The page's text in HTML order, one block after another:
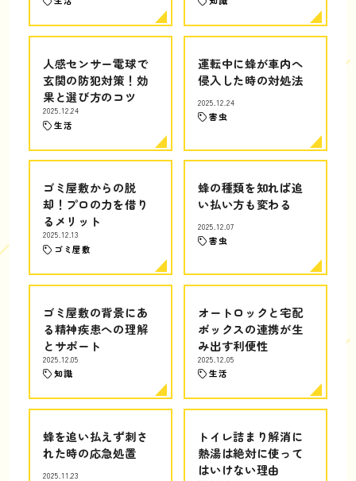
人感センサー電球で
玄関の防犯対策！効
果と選び方のコツ
2025.12.24
生活
運転中に蜂が車内へ
侵入した時の対処法
2025.12.24
害虫
ゴミ屋敷からの脱
却！プロの力を借り
るメリット
2025.12.13
ゴミ屋敷
蜂の種類を知れば追
い払い方も変わる
2025.12.07
害虫
ゴミ屋敷の背景にあ
る精神疾患への理解
とサポート
2025.12.05
知識
オートロックと宅配
ボックスの連携が生
み出す利便性
2025.12.05
生活
蜂を追い払えず刺さ
れた時の応急処置
2025.11.23
トイレ詰まり解消に
熱湯は絶対に使って
はいけない理由